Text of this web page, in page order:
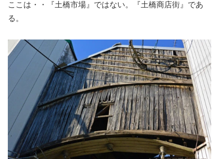
ここは・・『土橋市場』ではない。『土橋商店街』であ
る。